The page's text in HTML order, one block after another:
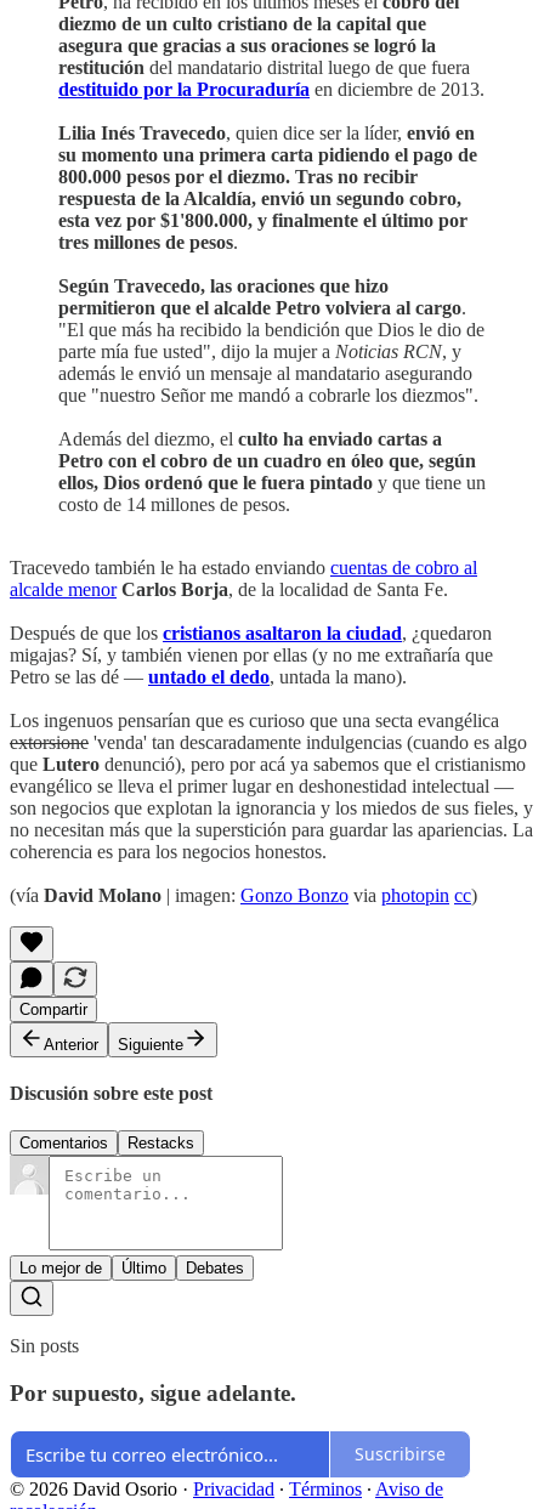
diezmo de un culto cristiano de la capital que
asegura que gracias a sus oraciones se logró la
restitución del mandatario distrital luego de que fuera
destituido por la Procuraduría en diciembre de 2013.
Lilia Inés Travecedo, quien dice ser la líder, envió en
su momento una primera carta pidiendo el pago de
800.000 pesos por el diezmo. Tras no recibir
respuesta de la Alcaldía, envió un segundo cobro,
esta vez por $1'800.000, y finalmente el último por
tres millones de pesos.
Según Travecedo, las oraciones que hizo
permitieron que el alcalde Petro volviera al cargo.
"El que más ha recibido la bendición que Dios le dio de
parte mía fue usted", dijo la mujer a Noticias RCN, y
además le envió un mensaje al mandatario asegurando
que "nuestro Señor me mandó a cobrarle los diezmos".
Además del diezmo, el culto ha enviado cartas a
Petro con el cobro de un cuadro en óleo que, según
ellos, Dios ordenó que le fuera pintado y que tiene un
costo de 14 millones de pesos.
Tracevedo también le ha estado enviando cuentas de cobro al
alcalde menor Carlos Borja, de la localidad de Santa Fe.
Después de que los cristianos asaltaron la ciudad, ¿quedaron
migajas? Sí, y también vienen por ellas (y no me extrañaría que
Petro se las dé — untado el dedo, untada la mano).
Los ingenuos pensarían que es curioso que una secta evangélica
extorsione 'venda' tan descaradamente indulgencias (cuando es algo
que Lutero denunció), pero por acá ya sabemos que el cristianismo
evangélico se lleva el primer lugar en deshonestidad intelectual —
son negocios que explotan la ignorancia y los miedos de sus fieles, y
no necesitan más que la superstición para guardar las apariencias. La
coherencia es para los negocios honestos.
(vía David Molano | imagen: Gonzo Bonzo via photopin cc)
Compartir
Anterior
Siguiente
Discusión sobre este post
Comentarios Restacks
Lo mejor de Último Debates
Sin posts
Por supuesto, sigue adelante.
Suscribirse
© 2026 David Osorio · Privacidad ∙ Términos ∙ Aviso de